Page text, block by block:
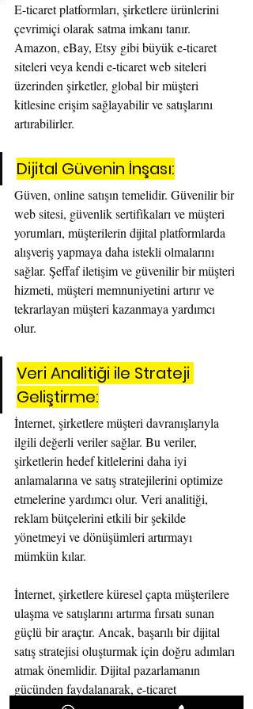
E-ticaret platformları, şirketlere ürünlerini
çevrimiçi olarak satma imkanı tanır.
Amazon, eBay, Etsy gibi büyük e-ticaret
siteleri veya kendi e-ticaret web siteleri
üzerinden şirketler, global bir müşteri
kitlesine erişim sağlayabilir ve satışlarını
artırabilirler.
Dijital Güvenin İnşası:
Güven, online satışın temelidir. Güvenilir bir
web sitesi, güvenlik sertifikaları ve müşteri
yorumları, müşterilerin dijital platformlarda
alışveriş yapmaya daha istekli olmalarını
sağlar. Şeffaf iletişim ve güvenilir bir müşteri
hizmeti, müşteri memnuniyetini artırır ve
tekrarlayan müşteri kazanmaya yardımcı
olur.
Veri Analitiği ile Strateji
Geliştirme:
İnternet, şirketlere müşteri davranışlarıyla
ilgili değerli veriler sağlar. Bu veriler,
şirketlerin hedef kitlelerini daha iyi
anlamalarına ve satış stratejilerini optimize
etmelerine yardımcı olur. Veri analitiği,
reklam bütçelerini etkili bir şekilde
yönetmeyi ve dönüşümleri artırmayı
mümkün kılar.
İnternet, şirketlere küresel çapta müşterilere
ulaşma ve satışlarını artırma fırsatı sunan
güçlü bir araçtır. Ancak, başarılı bir dijital
satış stratejisi oluşturmak için doğru adımları
atmak önemlidir. Dijital pazarlamanın
gücünden faydalanarak, e-ticaret